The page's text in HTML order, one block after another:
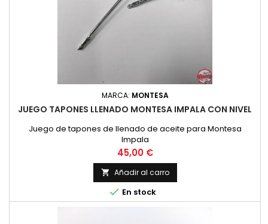
MARCA: MONTESA
JUEGO TAPONES LLENADO MONTESA IMPALA CON NIVEL
Juego de tapones de llenado de aceite para Montesa
Impala
Precio
45,00 €
 Añadir al carro
 En stock